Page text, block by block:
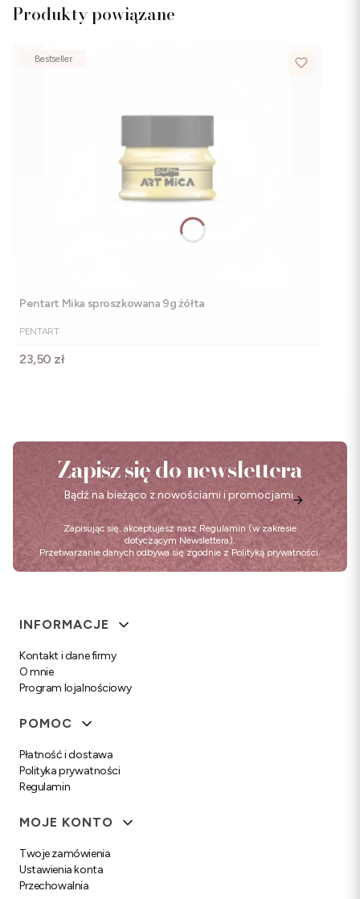
Produkty powiązane
Bestseller
Pentart Mika sproszkowana 9g żółta
PRODUCENT
PENTART
Cena
23,50 zł
Zapisz się do newslettera
Bądź na bieżąco z nowościami i promocjami.
Zapisując się, akceptujesz nasz Regulamin (w zakresie
dotyczącym Newslettera).
Przetwarzanie danych odbywa się zgodnie z Polityką prywatności.
Linki w stopce
INFORMACJE
Kontakt i dane firmy
O mnie
Program lojalnościowy
POMOC
Płatność i dostawa
Polityka prywatności
Regulamin
MOJE KONTO
Twoje zamówienia
Ustawienia konta
Przechowalnia